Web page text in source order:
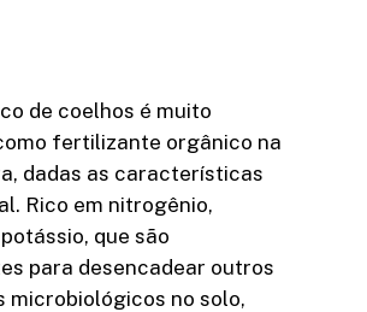
de coelhos é muito
fertilizante orgânico na
dadas as características
Rico em nitrogênio,
que são
para desencadear outros
microbiológicos no solo,